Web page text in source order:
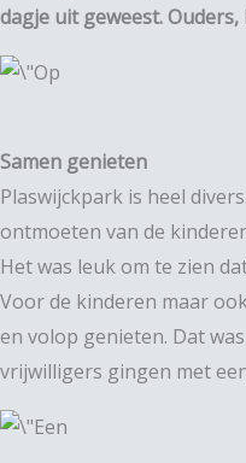
dagje uit geweest.
Samen genieten
Plaswijckpark is heel
ontmoeten van de
Het was leuk om te zien
Voor de kinderen maar
en volop genieten. Dat
vrijwilligers gingen met